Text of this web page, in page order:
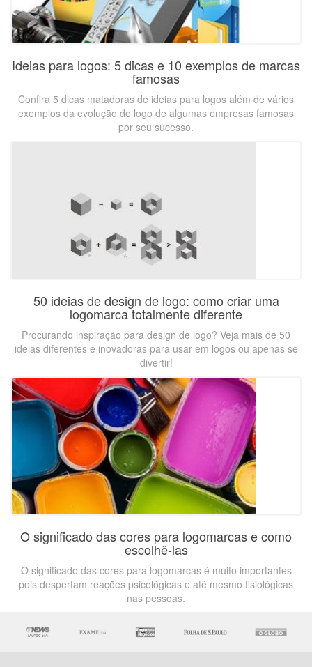
Ideias para logos: 5 dicas e 10 exemplos de marcas
famosas
Confira 5 dicas matadoras de ideias para logos além de vários
exemplos da evolução do logo de algumas empresas famosas
por seu sucesso.
50 ideias de design de logo: como criar uma
logomarca totalmente diferente
Procurando inspiração para design de logo? Veja mais de 50
ideias diferentes e inovadoras para usar em logos ou apenas se
divertir!
O significado das cores para logomarcas e como
escolhê-las
O significado das cores para logomarcas é muito importantes
pois despertam reações psicológicas e até mesmo fisiológicas
nas pessoas.